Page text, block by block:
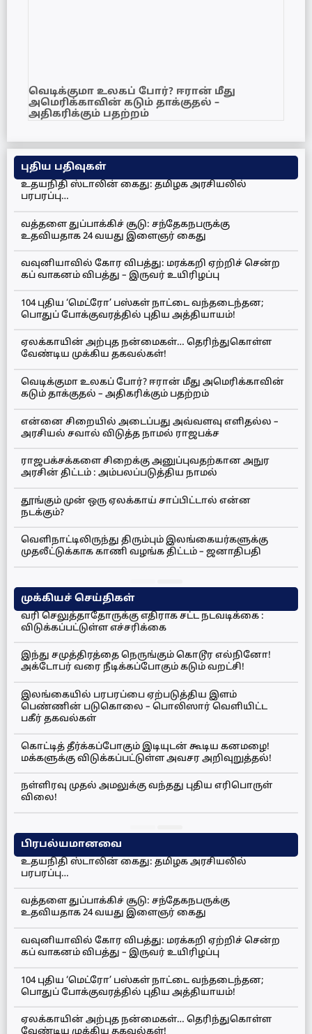
வெடிக்குமா உலகப் போர்? ஈரான் மீது
அமெரிக்காவின் கடும் தாக்குதல் –
அதிகரிக்கும் பதற்றம்
புதிய பதிவுகள்
உதயநிதி ஸ்டாலின் கைது: தமிழக அரசியலில்
பரபரப்பு…
வத்தளை துப்பாக்கிச் சூடு: சந்தேகநபருக்கு
உதவியதாக 24 வயது இளைஞர் கைது
வவுனியாவில் கோர விபத்து: மரக்கறி ஏற்றிச் சென்ற
கப் வாகனம் விபத்து – இருவர் உயிரிழப்பு
104 புதிய ‘மெட்ரோ’ பஸ்கள் நாட்டை வந்தடைந்தன;
பொதுப் போக்குவரத்தில் புதிய அத்தியாயம்!
ஏலக்காயின் அற்புத நன்மைகள்… தெரிந்துகொள்ள
வேண்டிய முக்கிய தகவல்கள்!
வெடிக்குமா உலகப் போர்? ஈரான் மீது அமெரிக்காவின்
கடும் தாக்குதல் – அதிகரிக்கும் பதற்றம்
என்னை சிறையில் அடைப்பது அவ்வளவு எளிதல்ல –
அரசியல் சவால் விடுத்த நாமல் ராஜபக்ச
ராஜபக்சக்களை சிறைக்கு அனுப்புவதற்கான அநுர
அரசின் திட்டம் : அம்பலப்படுத்திய நாமல்
தூங்கும் முன் ஒரு ஏலக்காய் சாப்பிட்டால் என்ன
நடக்கும்?
வெளிநாட்டிலிருந்து திரும்பும் இலங்கையர்களுக்கு
முதலீட்டுக்காக காணி வழங்க திட்டம் – ஜனாதிபதி
முக்கியச் செய்திகள்
வரி செலுத்தாதோருக்கு எதிராக சட்ட நடவடிக்கை :
விடுக்கப்பட்டுள்ள எச்சரிக்கை
இந்து சமுத்திரத்தை நெருங்கும் கொடூர எல்நினோ!
அக்டோபர் வரை நீடிக்கப்போகும் கடும் வறட்சி!
இலங்கையில் பரபரப்பை ஏற்படுத்திய இளம்
பெண்ணின் படுகொலை – பொலிஸார் வெளியிட்ட
பகீர் தகவல்கள்
கொட்டித் தீர்க்கப்போகும் இடியுடன் கூடிய கனமழை!
மக்களுக்கு விடுக்கப்பட்டுள்ள அவசர அறிவுறுத்தல்!
நள்ளிரவு முதல் அமலுக்கு வந்தது புதிய எரிபொருள்
விலை!
பிரபல்யமானவை
உதயநிதி ஸ்டாலின் கைது: தமிழக அரசியலில்
பரபரப்பு…
வத்தளை துப்பாக்கிச் சூடு: சந்தேகநபருக்கு
உதவியதாக 24 வயது இளைஞர் கைது
வவுனியாவில் கோர விபத்து: மரக்கறி ஏற்றிச் சென்ற
கப் வாகனம் விபத்து – இருவர் உயிரிழப்பு
104 புதிய ‘மெட்ரோ’ பஸ்கள் நாட்டை வந்தடைந்தன;
பொதுப் போக்குவரத்தில் புதிய அத்தியாயம்!
ஏலக்காயின் அற்புத நன்மைகள்… தெரிந்துகொள்ள